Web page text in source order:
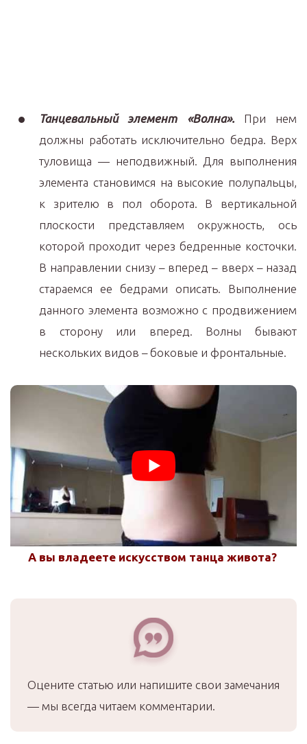
Танцевальный элемент «Волна».
При нем
должны работать исключительно бедра. Верх
туловища — неподвижный. Для выполнения
элемента становимся на высокие полупальцы,
к зрителю в пол оборота. В вертикальной
плоскости представляем окружность, ось
которой проходит через бедренные косточки.
В направлении снизу – вперед – вверх – назад
стараемся ее бедрами описать. Выполнение
данного элемента возможно с продвижением
в сторону или вперед. Волны бывают
нескольких видов – боковые и фронтальные.
А вы владеете искусством танца живота?
Оцените статью или напишите свои замечания
— мы всегда читаем комментарии.